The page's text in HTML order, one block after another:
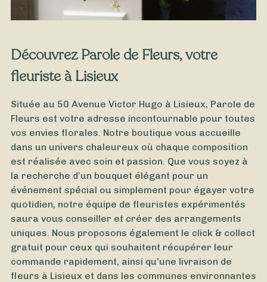
À partir de35€ -Personnaliser
Bouquet 14 Juillet
Découvrez Parole de Fleurs, votre
fleuriste à Lisieux
Située au 50 Avenue Victor Hugo à Lisieux, Parole de
Fleurs est votre adresse incontournable pour toutes
vos envies florales. Notre boutique vous accueille
dans un univers chaleureux où chaque composition
est réalisée avec soin et passion. Que vous soyez à
la recherche d’un bouquet élégant pour un
événement spécial ou simplement pour égayer votre
quotidien, notre équipe de fleuristes expérimentés
saura vous conseiller et créer des arrangements
uniques. Nous proposons également le click & collect
gratuit pour ceux qui souhaitent récupérer leur
commande rapidement, ainsi qu’une livraison de
fleurs à Lisieux et dans les communes environnantes